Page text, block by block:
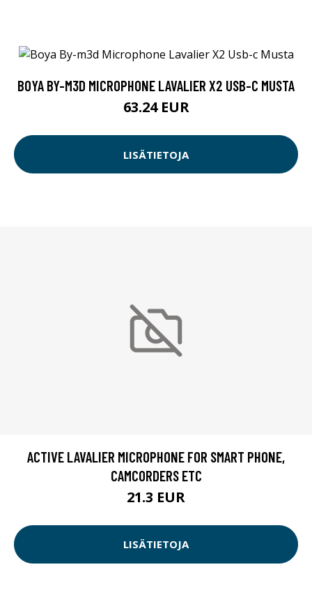
BOYA BY-M3D MICROPHONE LAVALIER X2 USB-C MUSTA
63.24 EUR
LISÄTIETOJA
ACTIVE LAVALIER MICROPHONE FOR SMART PHONE,
CAMCORDERS ETC
21.3 EUR
LISÄTIETOJA